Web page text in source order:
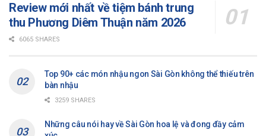
Review mới nhất về tiệm bánh trung
thu Phương Diêm Thuận năm 2026
6065 SHARES
Top 90+ các món nhậu ngon Sài Gòn không thể thiếu trên
bàn nhậu
3259 SHARES
Những câu nói hay về Sài Gòn hoa lệ và đong đầy cảm